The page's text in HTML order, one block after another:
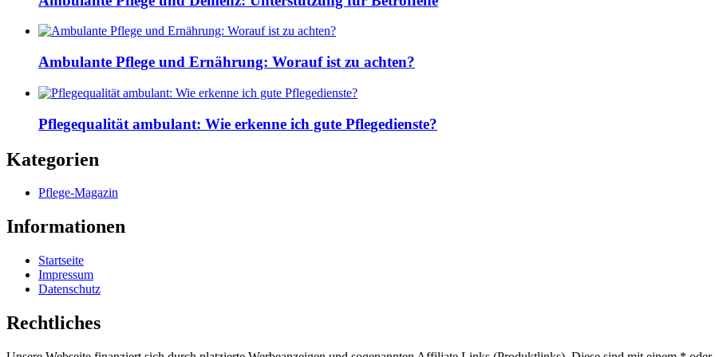
Ambulante Pflege und Ernährung: Worauf ist zu achten?
Pflegequalität ambulant: Wie erkenne ich gute Pflegedienste?
Kategorien
Pflege-Magazin
Informationen
Startseite
Impressum
Datenschutz
Rechtliches